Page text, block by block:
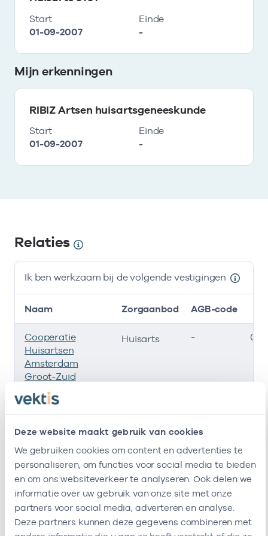
Deze website maakt gebruik van cookies
We gebruiken cookies om content en advertenties te
personaliseren, om functies voor social media te bieden
en om ons websiteverkeer te analyseren. Ook delen we
informatie over uw gebruik van onze site met onze
partners voor social media, adverteren en analyse.
Deze partners kunnen deze gegevens combineren met
Start
01-09-2007
Einde
-
Mijn erkenningen
RIBIZ Artsen huisartsgeneeskunde
Start
01-09-2007
Einde
-
Relaties
Ik ben werkzaam bij de volgende vestigingen
Ik ben werkzaam bij de volgende vestigingen
Naam Zorgaanbod AGB-code
Cooperatie
Huisartsen
Amsterdam
Groot-Zuid
Huisarts - 01-
Stichting Gezzuid
Huisartsenpraktijk
Houben En
Zonneveld
Huisarts -
Ik heb een arbeidsrelatie met